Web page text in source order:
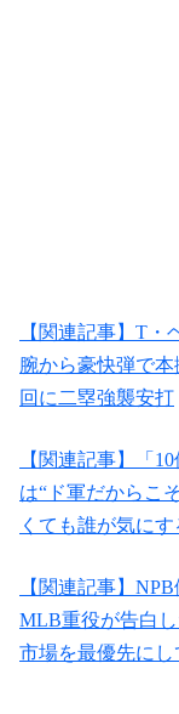
【関連記事】T
腕から豪快弾で
回に二塁強襲安打
【関連記事】「
は“ド軍だからこ
くても誰が気にす
【関連記事】
MLB重役が告白
市場を最優先にし